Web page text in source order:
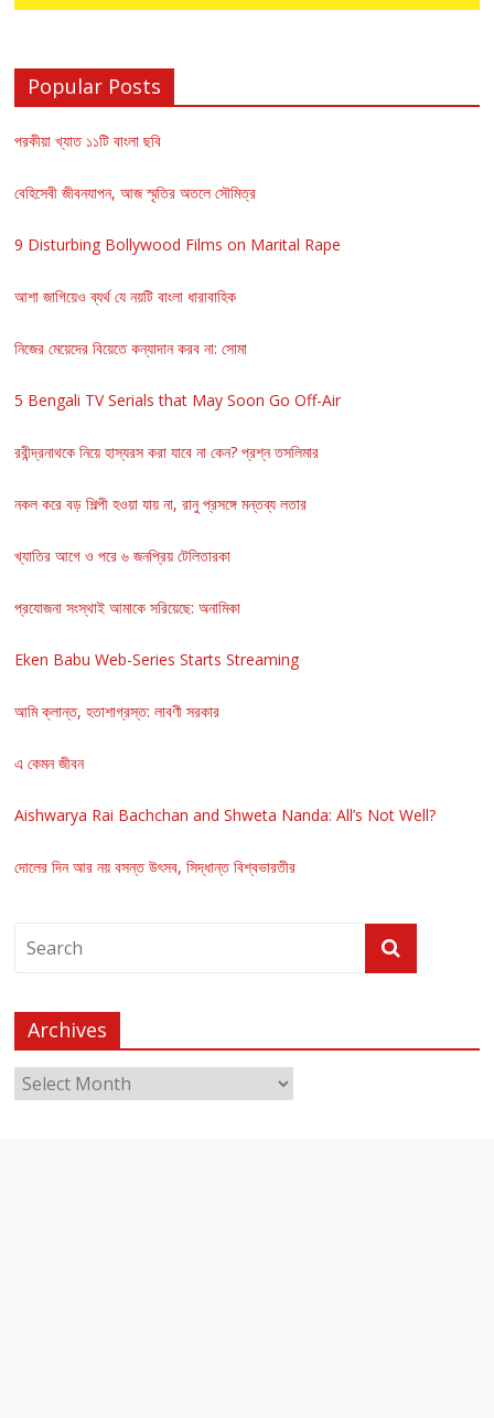
Popular Posts
পরকীয়া খ্যাত ১১টি বাংলা ছবি
বেহিসেবী জীবনযাপন, আজ স্মৃতির অতলে সৌমিত্র
9 Disturbing Bollywood Films on Marital Rape
আশা জাগিয়েও ব্যর্থ যে নয়টি বাংলা ধারাবাহিক
নিজের মেয়েদের বিয়েতে কন্যাদান করব না: সোমা
5 Bengali TV Serials that May Soon Go Off-Air
রবীন্দ্রনাথকে নিয়ে হাস্যরস করা যাবে না কেন? প্রশ্ন তসলিমার
নকল করে বড় শিল্পী হওয়া যায় না, রানু প্রসঙ্গে মন্তব্য লতার
খ্যাতির আগে ও পরে ৬ জনপ্রিয় টেলিতারকা
প্রযোজনা সংস্থাই আমাকে সরিয়েছে: অনামিকা
Eken Babu Web-Series Starts Streaming
আমি ক্লান্ত, হতাশাগ্রস্ত: লাবণী সরকার
এ কেমন জীবন
Aishwarya Rai Bachchan and Shweta Nanda: All’s Not Well?
দোলের দিন আর নয় বসন্ত উৎসব, সিদ্ধান্ত বিশ্বভারতীর
Archives